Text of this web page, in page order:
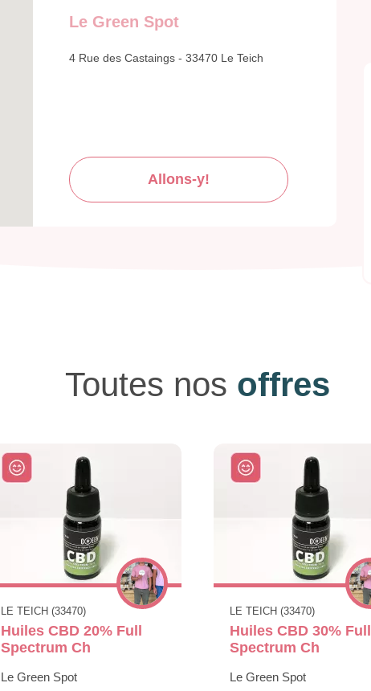
Le Green Spot
4 Rue des Castaings - 33470 Le Teich
Allons-y!
Toutes nos offres
LE TEICH (33470)
Huiles CBD 20% Full
Spectrum Ch
Le Green Spot
LE TEICH (33470)
Huiles CBD 30% Full
Spectrum Ch
Le Green Spot